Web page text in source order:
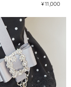
¥11,000